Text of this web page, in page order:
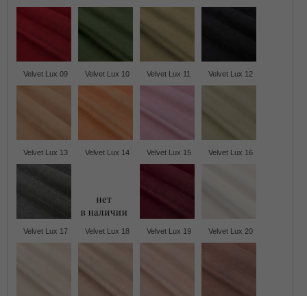
Velvet Lux 09 Velvet Lux 10 Velvet Lux 11 Velvet Lux 12
Velvet Lux 13 Velvet Lux 14 Velvet Lux 15 Velvet Lux 16
Velvet Lux 17 Velvet Lux 18 Velvet Lux 19 Velvet Lux 20